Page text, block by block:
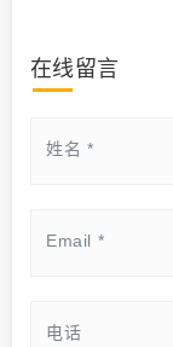
在线留言